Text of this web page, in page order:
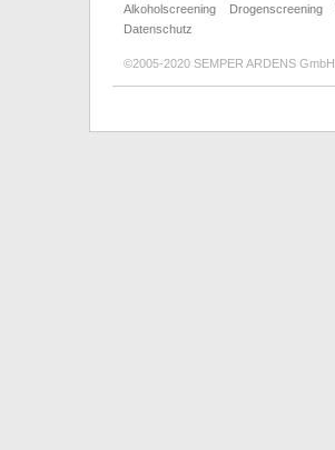
Alkoholscreening
Drogenscreening
Datenschutz
©2005-2020 SEMPER ARDENS GmbH